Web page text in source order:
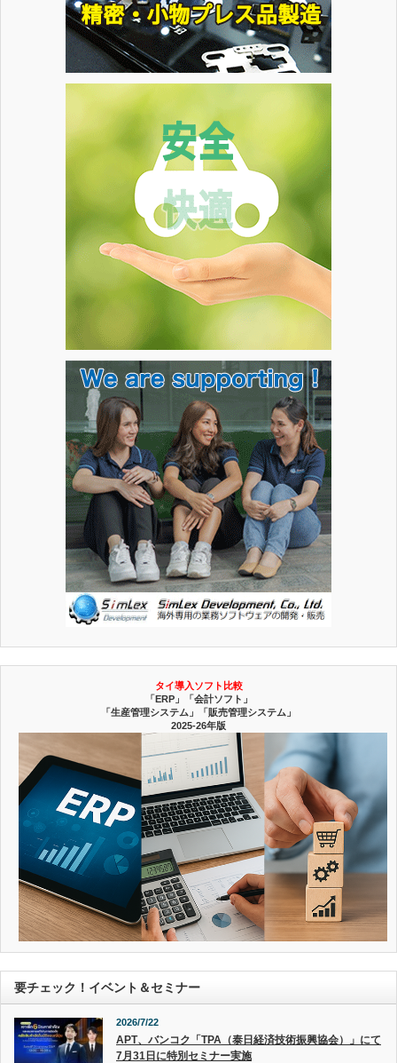
タイ導入ソフト比較
「ERP」「会計ソフト」
「生産管理システム」「販売管理システム」
2025-26年版
要チェック！イベント＆セミナー
2026/7/22
APT、バンコク「TPA（泰日経済技術振興協会）」にて
7月31日に特別セミナー実施